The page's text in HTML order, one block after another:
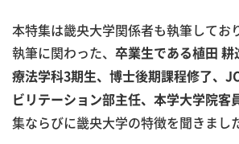
本特集は畿央大学関係者も執筆してお
執筆に関わった、
卒業生である植田 耕
療法学科3期生、博士後期課程修了、
ビリテーション部主任、本学大学院客
集ならびに畿央大学の特徴を聞きまし